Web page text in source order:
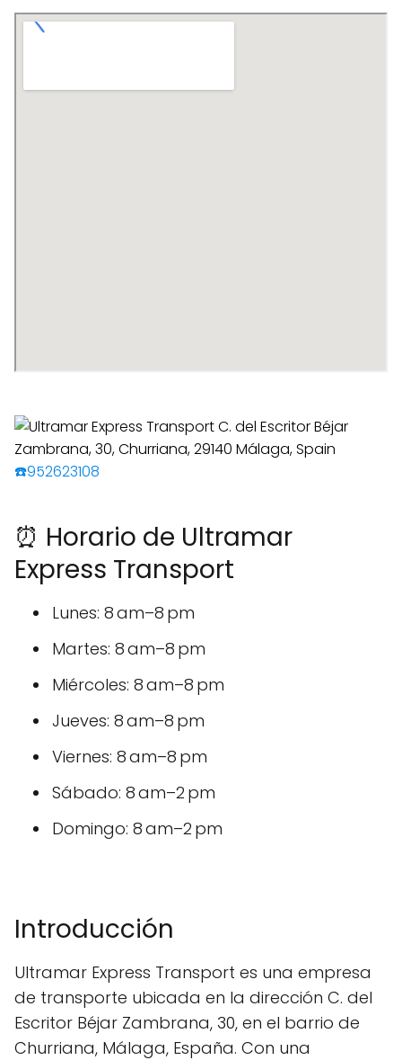
☎️952623108
⏰ Horario de Ultramar
Express Transport
Lunes: 8 am–8 pm
Martes: 8 am–8 pm
Miércoles: 8 am–8 pm
Jueves: 8 am–8 pm
Viernes: 8 am–8 pm
Sábado: 8 am–2 pm
Domingo: 8 am–2 pm
Introducción
Ultramar Express Transport es una empresa
de transporte ubicada en la dirección C. del
Escritor Béjar Zambrana, 30, en el barrio de
Churriana, Málaga, España. Con una